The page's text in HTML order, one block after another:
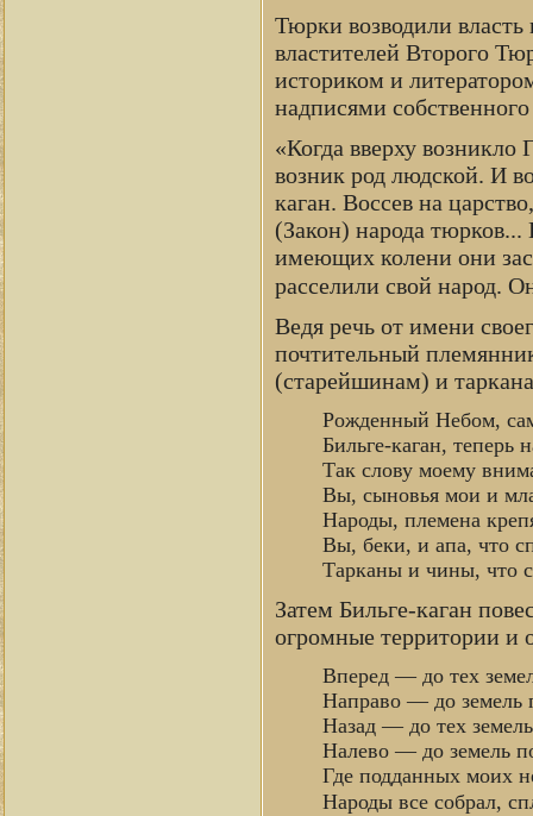
Тюрки возводили
властителей Второго
историком и
надписями
«Когда вверху
возник род людской. И
каган. Воссев на
(Закон) народа
имеющих колени они
расселили свой народ.
Ведя речь от имени
почтительный
(старейшинам) и
Рожденный Небом,
Бильге-каган,
Так слову моему
Вы, сыновья мои и
Народы, племена
Вы, беки, и апа, что
Тарканы и чины, что
Затем Бильге-каган
огромные территории и
Вперед — до тех
Направо — до земель
Назад — до тех
Налево — до земель
Где подданных моих
Народы все собрал,